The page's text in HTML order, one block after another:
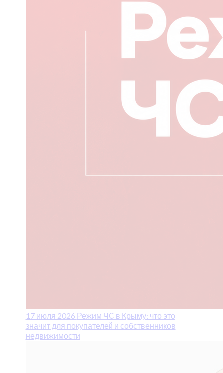
17 июля 2026 Режим ЧС в Крыму: что это
значит для покупателей и собственников
недвижимости